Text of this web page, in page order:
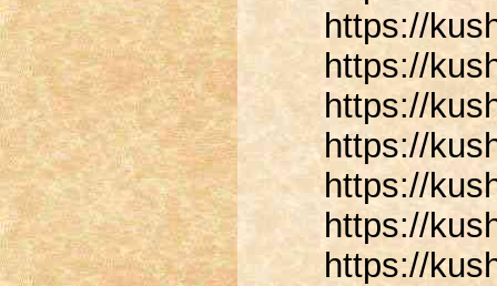
https://
https://
https://
https://
https://
https://
https://